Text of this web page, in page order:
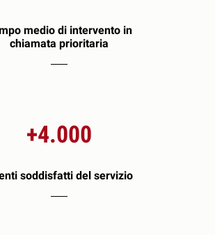
medio di intervento in
chiamata prioritaria
+4.000
soddisfatti del servizio